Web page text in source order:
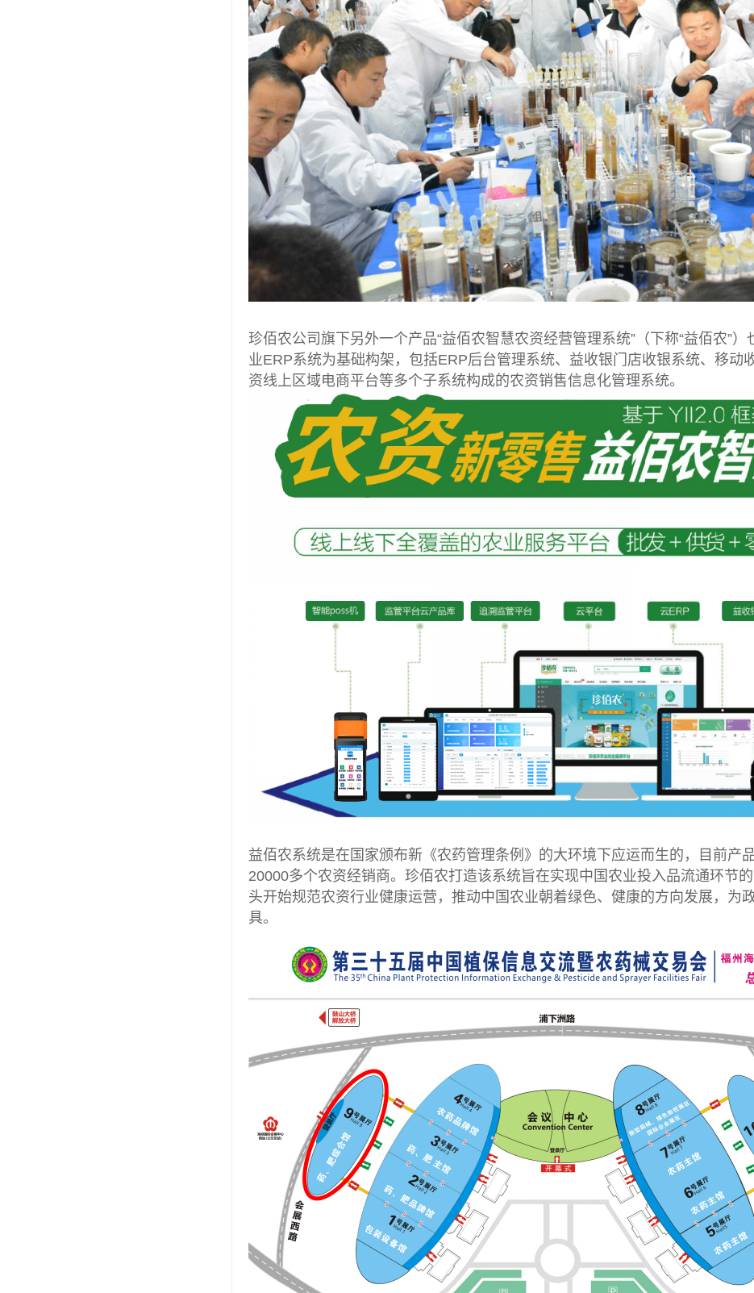
珍佰农公司旗下另外一个产品“益佰农智慧农资经营管理系统”（下称“益佰农”
业ERP系统为基础构架，包括ERP后台管理系统、益收银门店收银系统、移动
资线上区域电商平台等多个子系统构成的农资销售信息化管理系统。
益佰农系统是在国家颁布新《农药管理条例》的大环境下应运而生的，目前产
20000多个农资经销商。珍佰农打造该系统旨在实现中国农业投入品流通环节
头开始规范农资行业健康运营，推动中国农业朝着绿色、健康的方向发展，为
具。